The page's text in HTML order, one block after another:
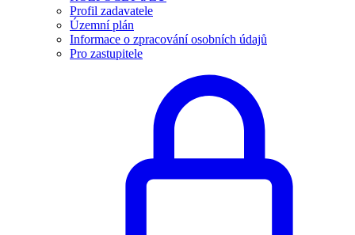
Profil zadavatele
Územní plán
Informace o zpracování osobních údajů
Pro zastupitele